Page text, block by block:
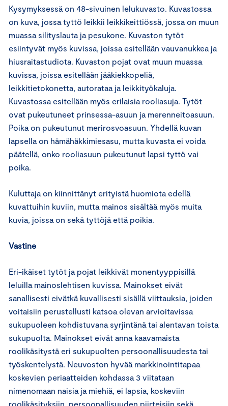
Kysymyksessä on 48-sivuinen lelukuvasto. Kuvastossa
on kuva, jossa tyttö leikkii leikkikeittiössä, jossa on muun
muassa silityslauta ja pesukone. Kuvaston tytöt
esiintyvät myös kuvissa, joissa esitellään vauvanukkea ja
hiusraitastudiota. Kuvaston pojat ovat muun muassa
kuvissa, joissa esitellään jääkiekkopeliä,
leikkitietokonetta, autorataa ja leikkityökaluja.
Kuvastossa esitellään myös erilaisia rooliasuja. Tytöt
ovat pukeutuneet prinsessa-asuun ja merenneitoasuun.
Poika on pukeutunut merirosvoasuun. Yhdellä kuvan
lapsella on hämähäkkimiesasu, mutta kuvasta ei voida
päätellä, onko rooliasuun pukeutunut lapsi tyttö vai
poika.
Kuluttaja on kiinnittänyt erityistä huomiota edellä
kuvattuihin kuviin, mutta mainos sisältää myös muita
kuvia, joissa on sekä tyttöjä että poikia.
Vastine
Eri-ikäiset tytöt ja pojat leikkivät monentyyppisillä
leluilla mainoslehtisen kuvissa. Mainokset eivät
sanallisesti eivätkä kuvallisesti sisällä viittauksia, joiden
voitaisiin perustellusti katsoa olevan arvioitavissa
sukupuoleen kohdistuvana syrjintänä tai alentavan toista
sukupuolta. Mainokset eivät anna kaavamaista
roolikäsitystä eri sukupuolten persoonallisuudesta tai
työskentelystä. Neuvoston hyvää markkinointitapaa
koskevien periaatteiden kohdassa 3 viitataan
nimenomaan naisia ja miehiä, ei lapsia, koskeviin
roolikäsityksiin, persoonallisuuden piirteisiin sekä